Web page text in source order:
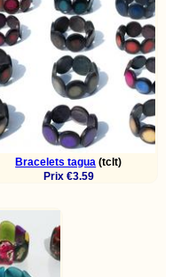
Bracelets tagua (tclt)
Prix €3.59